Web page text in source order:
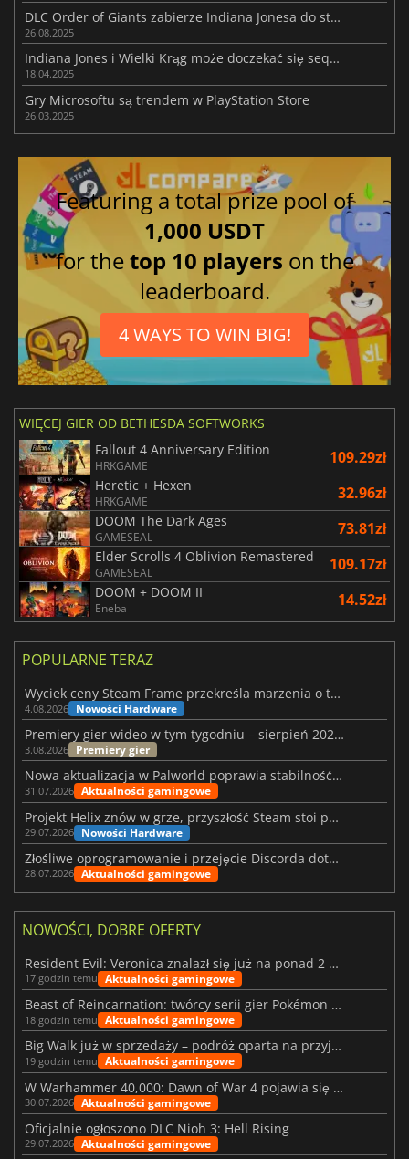
DLC Order of Giants zabierze Indiana Jonesa do starożytnego Rzymu jesienią
26.08.2025
Indiana Jones i Wielki Krąg może doczekać się sequela
18.04.2025
Gry Microsoftu są trendem w PlayStation Store
26.03.2025
Featuring a total prize pool of
1,000 USDT
for thetop 10 players on the
leaderboard.
4 WAYS TO WIN BIG!
WIĘCEJ GIER OD BETHESDA SOFTWORKS
Fallout 4 Anniversary Edition
HRKGAME 109.29zł
Heretic + Hexen
HRKGAME 32.96zł
DOOM The Dark Ages
GAMESEAL 73.81zł
Elder Scrolls 4 Oblivion Remastered
GAMESEAL 109.17zł
DOOM + DOOM II
Eneba 14.52zł
POPULARNE TERAZ
Wyciek ceny Steam Frame przekreśla marzenia o tanim zestawie VR
4.08.2026 Nowości Hardware
Premiery gier wideo w tym tygodniu – sierpień 2026 r. (32. tydzień)
3.08.2026 Premiery gier
Nowa aktualizacja w Palworld poprawia stabilność Sunreach i walk z bossami
31.07.2026 Aktualności gamingowe
Projekt Helix znów w grze, przyszłość Steam stoi pod znakiem zapytania
29.07.2026 Nowości Hardware
Złośliwe oprogramowanie i przejęcie Discorda dotknęły Meccha Chameleon
28.07.2026 Aktualności gamingowe
NOWOŚCI, DOBRE OFERTY
Resident Evil: Veronica znalazł się już na ponad 2 milionach list życzeń
17 godzin temu Aktualności gamingowe
Beast of Reincarnation: twórcy serii gier Pokémon wkraczają na nową ścieżkę
18 godzin temu Aktualności gamingowe
Big Walk już w sprzedaży – podróż oparta na przyjaźni
19 godzin temu Aktualności gamingowe
W Warhammer 40,000: Dawn of War 4 pojawia się frakcja Nekronów
30.07.2026 Aktualności gamingowe
Oficjalnie ogłoszono DLC Nioh 3: Hell Rising
29.07.2026 Aktualności gamingowe